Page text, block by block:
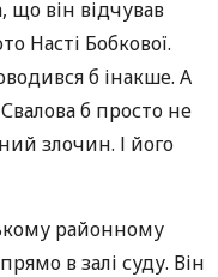
що він відчував
Насті Бобкової.
б інакше. А
б просто не
злочин. І його
районному
в залі суду. Він